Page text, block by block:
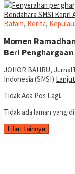
Batam, Berita,
Momen
Beri
JOHOR BAHRU,
Indonesia (SMSI) Lanjut
Tidak Ada Pos Lagi.
Tidak ada laman yang
Lihat Lainnya